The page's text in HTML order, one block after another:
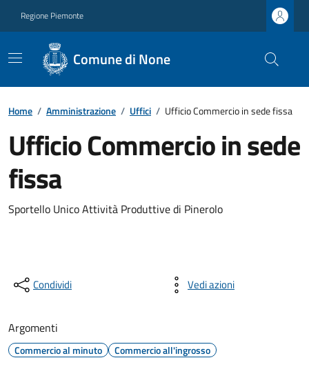
Regione Piemonte
Comune di None
Home / Amministrazione / Uffici / Ufficio Commercio in sede fissa
Ufficio Commercio in sede
fissa
Sportello Unico Attività Produttive di Pinerolo
Condividi Vedi azioni
Argomenti
Commercio al minuto Commercio all'ingrosso